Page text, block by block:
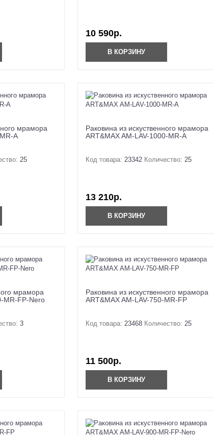
10 590р.
В КОРЗИНУ
мрамора
A
25
Раковина из искуственного мрамора
ART&MAX AM-LAV-1000-MR-A
Код товара: 23342 Количество: 25
13 210р.
В КОРЗИНУ
мрамора
MR-FP-Nero
3
Раковина из искуственного мрамора
ART&MAX AM-LAV-750-MR-FP
Код товара: 23468 Количество: 25
11 500р.
В КОРЗИНУ